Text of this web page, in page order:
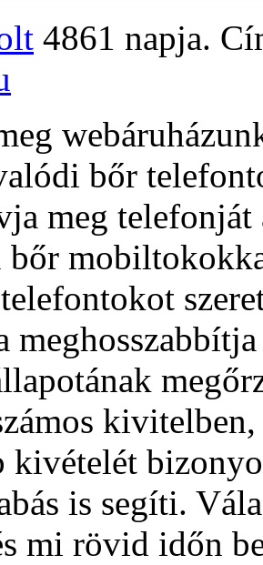
4861 napja.
bőr
meg
bőr
kivételét
is segíti.
mi rövid időn